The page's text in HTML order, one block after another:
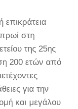
επικράτεια
στη
της 25ης
200 ετών από
για την
και μεγάλου